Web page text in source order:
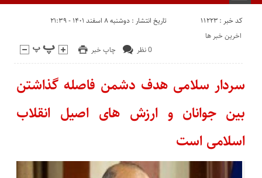
کد خبر : 11223 تاریخ انتشار : دوشنبه ۸ اسفند ۱۴۰۱ - ۲۱:۳۹
چاپ خبر 0 نظر
اخرین خبر ها
سردار سلامی هدف دشمن فاصله گذاشتن
بین جوانان و ارزش های اصیل انقلاب
اسلامی است